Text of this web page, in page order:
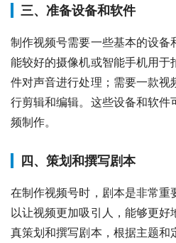
三、准备设备和软件
制作视频号需要一些基本的设备
能较好的摄像机或智能手机用
件对声音进行处理；需要一款
行剪辑和编辑。这些设备和软
频制作。
四、策划和撰写剧本
在制作视频号时，剧本是非常
以让视频更加吸引人，能够更好
真策划和撰写剧本，根据主题和